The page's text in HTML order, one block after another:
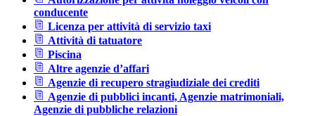
conducente
Licenza per attività di servizio taxi
Attività di tatuatore
Piscina
Altre agenzie d’affari
Agenzie di recupero stragiudiziale dei crediti
Agenzie di pubblici incanti, Agenzie matrimoniali,
Agenzie di pubbliche relazioni